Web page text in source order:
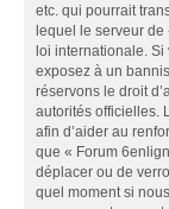
etc. qui pourrait
lequel le serveur de
loi internationale. Si
exposez à un
réservons le droit
autorités officielles.
afin d’aider au
que « Forum
déplacer ou de
quel moment si